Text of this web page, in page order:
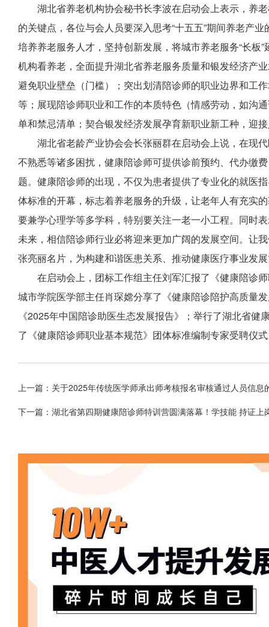
湖北省养老机构协会秘书长李波在启动会上表示，养
的关键点，各位与会人员要深入思考“十五五”期间养老产
培养养老服务人才，坚持创新发展，将城市养老服务“长板
机构看养老，全面提升湖北省养老服务质量和银发经济产
避免职业壁垒（门槛）；突出划清陪诊师的职业边界和工
等；展现陪诊师职业和工作的本质特色（情感劳动，如沟
单和禁忌清单；契合银发经济发展孕育新职业新工种，迎
湖北省老龄产业协会会长张丽群在启动会上说，在现
不熟悉等诸多困扰，健康陪诊师可提供诊前预约、代办缴
题。健康陪诊师的出现，不仅为患者提供了专业化的就医
体标准的开幕，标志着养老服务的升级，让老年人有充实
要兼学心理学等多学科，特别要关注一老一小工程。同时
未来，相信陪诊师行业必将迎来更加广阔的发展空间。让
张亮丽名片，为构建和谐医患关系、推动健康医疗事业发
在启动会上，团标工作组主任刘军汇报了《健康陪诊
城市学院医学部主任肖琛嫦分享了《健康陪诊陪护高质量
《2025年中国陪诊助医生态发展报告》；举行了湖北省
了《健康陪诊师职业基本规范》团体标准编制专家受聘仪
上一篇： 关于2025年传统医学师承出师考核报名审核通过人员信息
下一篇： 湖北省第四期健康陪诊师特训营圆满落幕！学技能 持证上